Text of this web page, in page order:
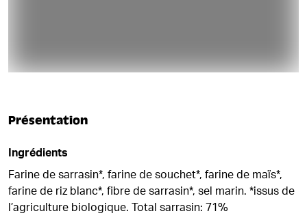
Présentation
Ingrédients
Farine de sarrasin*, farine de souchet*, farine de maïs*,
farine de riz blanc*, fibre de sarrasin*, sel marin. *issus de
l’agriculture biologique. Total sarrasin: 71%